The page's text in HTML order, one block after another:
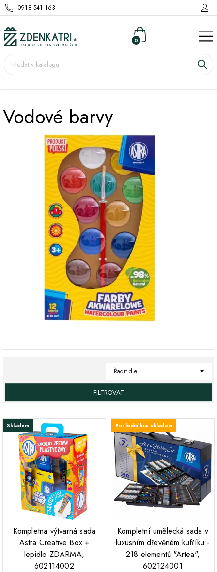
0918 541 163
0
Vodové barvy
Řadit dle
FILTROVAT
Skladem
Kompletná výtvarná sada
Astra Creative Box +
lepidlo ZDARMA,
602114002
Poslední kus skladem
Kompletní umělecká sada v
luxusním dřevěném kufříku -
218 elementů "Artea",
602124001